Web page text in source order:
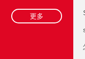
更多